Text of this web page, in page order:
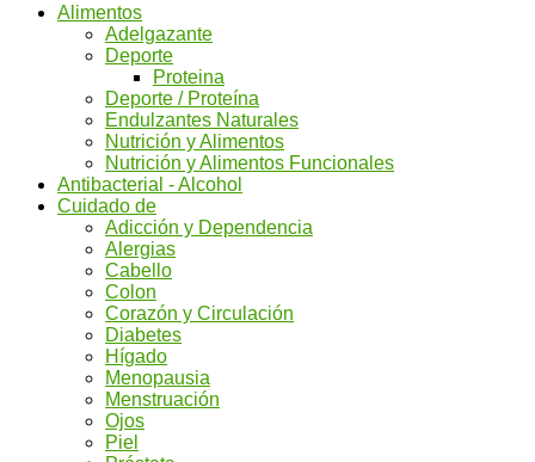
Alimentos
Adelgazante
Deporte
Proteina
Deporte / Proteína
Endulzantes Naturales
Nutrición y Alimentos
Nutrición y Alimentos Funcionales
Antibacterial - Alcohol
Cuidado de
Adicción y Dependencia
Alergias
Cabello
Colon
Corazón y Circulación
Diabetes
Hígado
Menopausia
Menstruación
Ojos
Piel